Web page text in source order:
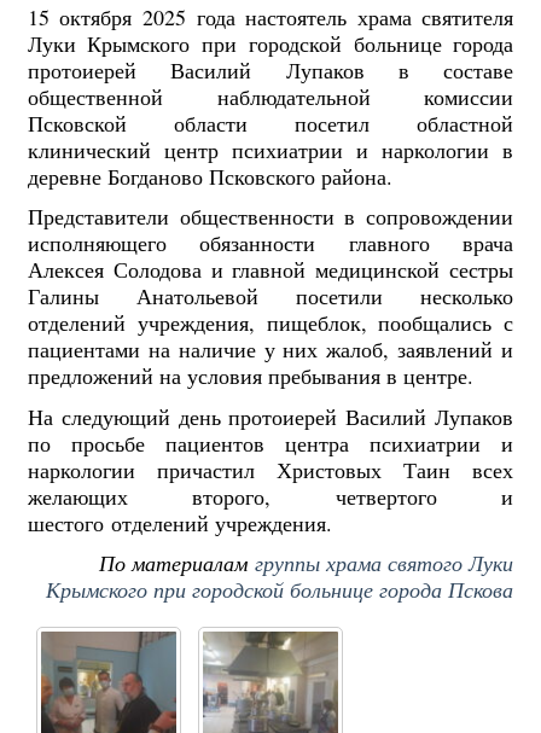
15 октября 2025 года настоятель храма святителя
Луки Крымского при городской больнице города
протоиерей Василий Лупаков в составе
общественной наблюдательной комиссии
Псковской области посетил областной
клинический центр психиатрии и наркологии в
деревне Богданово Псковского района.
Представители общественности в сопровождении
исполняющего обязанности главного врача
Алексея Солодова и главной медицинской сестры
Галины Анатольевой посетили несколько
отделений учреждения, пищеблок, пообщались с
пациентами на наличие у них жалоб, заявлений и
предложений на условия пребывания в центре.
На следующий день протоиерей Василий Лупаков
по просьбе пациентов центра психиатрии и
наркологии причастил Христовых Таин всех
желающих второго, четвертого и
шестого отделений учреждения.
По материаламгруппы храма святого Луки
Крымского при городской больнице города Пскова